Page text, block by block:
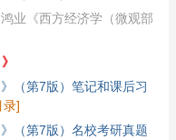
业《西方经济学（微观部
（第7版）笔记和课后习
录]
（第7版）名校考研真题